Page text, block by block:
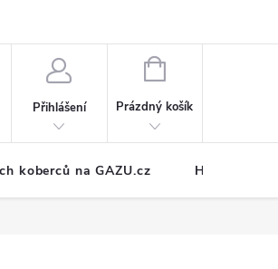
Přihlášení
NÁKUPNÍ
Prázdný košík
koberců na GAZU.cz Hodnocení